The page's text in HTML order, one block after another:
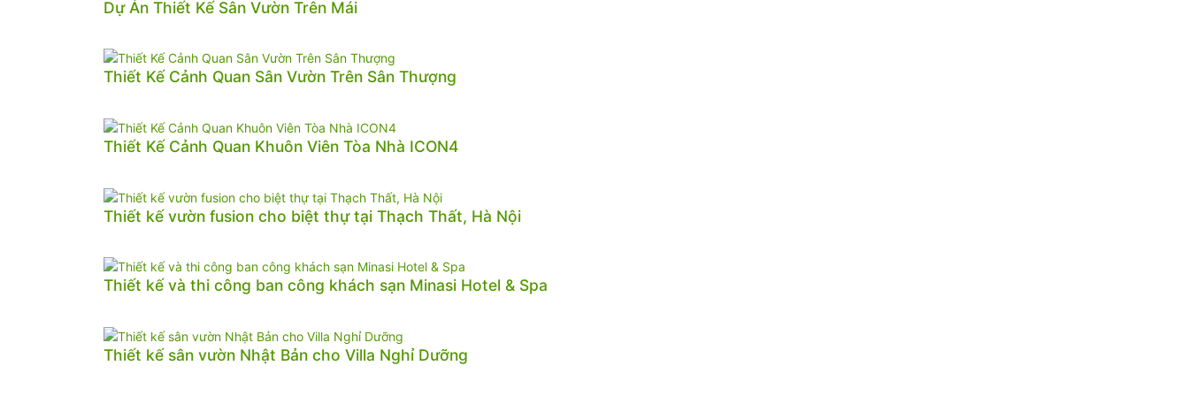
Dự Án Thiết Kế Sân Vườn Trên Mái
Thiết Kế Cảnh Quan Sân Vườn Trên Sân Thượng
Thiết Kế Cảnh Quan Khuôn Viên Tòa Nhà ICON4
Thiết kế vườn fusion cho biệt thự tại Thạch Thất, Hà Nội
Thiết kế và thi công ban công khách sạn Minasi Hotel & Spa
Thiết kế sân vườn Nhật Bản cho Villa Nghỉ Dưỡng